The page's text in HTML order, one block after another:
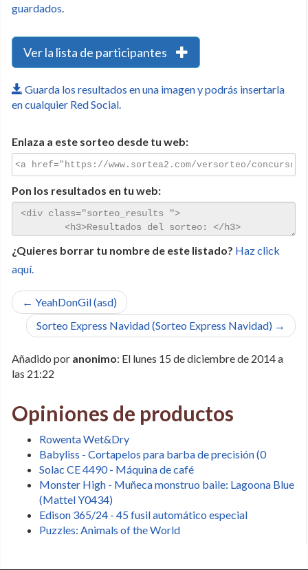
guardados.
Ver la lista de participantes
Guarda los resultados en una imagen y podrás insertarla
en cualquier Red Social.
Enlaza a este sorteo desde tu web:
Pon los resultados en tu web:
¿Quieres borrar tu nombre de este listado? Haz click
aquí.
← YeahDonGil (asd)
Sorteo Express Navidad (Sorteo Express Navidad) →
Añadido por anonimo: El lunes 15 de diciembre de 2014 a
las 21:22
Opiniones de productos
Rowenta Wet&Dry
Babyliss - Cortapelos para barba de precisión (0
Solac CE 4490 - Máquina de café
Monster High - Muñeca monstruo baile: Lagoona Blue
(Mattel Y0434)
Edison 365/24 - 45 fusil automático especial
Puzzles: Animals of the World